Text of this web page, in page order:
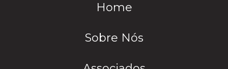
Home
Sobre Nós